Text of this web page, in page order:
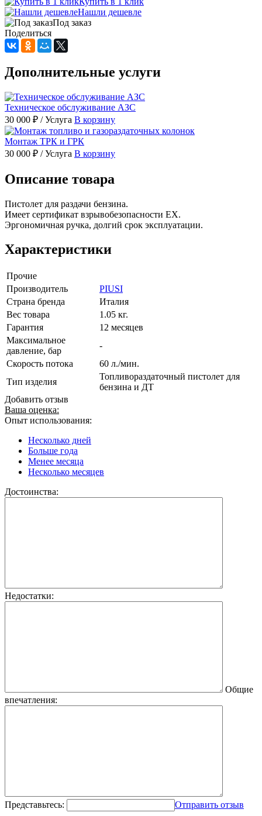
Нашли дешевле
Под заказ
Поделиться
Дополнительные услуги
Техническое обслуживание АЗС
30 000 ₽ / Услуга В корзину
Монтаж ТРК и ГРК
30 000 ₽ / Услуга В корзину
Описание товара
Пистолет для раздачи бензина.
Имеет сертификат взрывобезопасности EX.
Эргономичная ручка, долгий срок эксплуатации.
Характеристики
Прочие
Производитель
PIUSI
Страна бренда
Италия
Вес товара
1.05 кг.
Гарантия
12 месяцев
Максимальное
давление, бар
-
Скорость потока
60 л./мин.
Тип изделия
Топливораздаточный пистолет для
бензина и ДТ
Добавить отзыв
Ваша оценка:
Опыт использования:
Несколько дней
Больше года
Менее месяца
Несколько месяцев
Достоинства:
Недостатки:
Общие
впечатления:
Представьтесь: Отправить отзыв